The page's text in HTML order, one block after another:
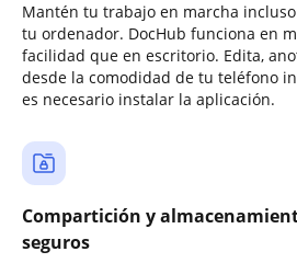
Mantén tu trabajo en marcha
tu ordenador. DocHub funciona en
facilidad que en escritorio. Edita,
desde la comodidad de tu teléfono
es necesario instalar la aplicación.
Compartición y
seguros